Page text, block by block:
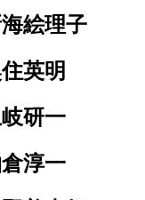
絵理子
英明
研一
淳一